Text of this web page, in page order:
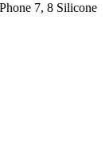
7, 8 Silicone